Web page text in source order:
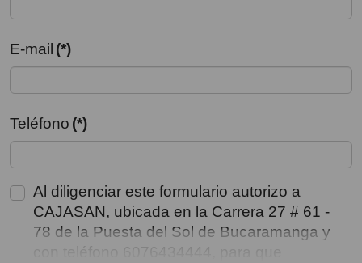
E-mail (*)
Teléfono (*)
Al diligenciar este formulario autorizo a
CAJASAN, ubicada en la Carrera 27 # 61 -
78 de la Puesta del Sol de Bucaramanga y
con teléfono 6076434444, para que